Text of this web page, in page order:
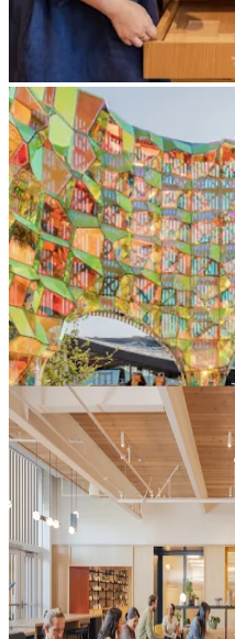
Lokale kunstnere